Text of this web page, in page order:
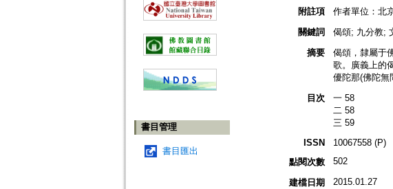
書目管理
書目匯出
附註項
作者單位：北
關鍵詞
偈頌; 九分教;
摘要
偈頌，隸屬于
歌。廣義上的
優陀那(佛陀無
目次
一 58
二 58
三 59
ISSN
10067558 (P)
點閱次數
502
建檔日期 2015.01.27